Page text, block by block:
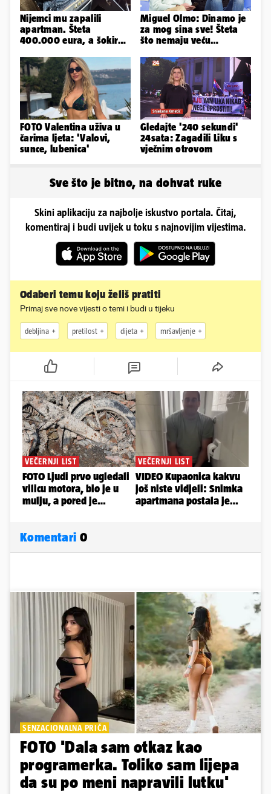
Nijemci mu zapalili
apartman. Šteta
400.000 eura, a šokirao
Miguel Olmo: Dinamo je
za mog sina sve! Šteta
što nemaju veću
ligi...
FOTO Valentina uživa u
čarima ljeta: 'Valovi,
sunce, lubenica'
Gledajte '240 sekundi'
24sata: Zagadili Liku s
vječnim otrovom
Sve što je bitno, na dohvat ruke
Skini aplikaciju za najbolje iskustvo portala. Čitaj,
komentiraj i budi uvijek u toku s najnovijim vijestima.
Odaberi temu koju želiš pratiti
Primaj sve nove vijesti o temi i budi u tijeku
debljina pretilost dijeta mršavljenje
Komentari 0
SENZACIONALNA PRIČA
FOTO 'Dala sam otkaz kao
programerka. Toliko sam lijepa
da su po meni napravili lutku'